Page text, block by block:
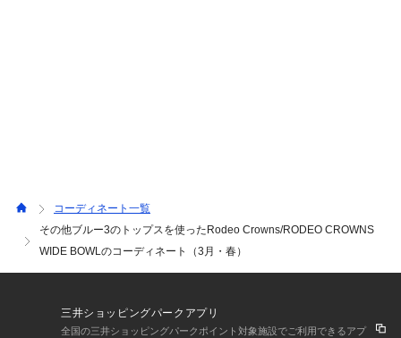
コーディネート一覧
その他ブルー3のトップスを使ったRodeo Crowns/RODEO CROWNS
WIDE BOWLのコーディネート（3月・春）
三井ショッピングパークアプリ
全国の三井ショッピングパークポイント対象施設でご利用できるアプ